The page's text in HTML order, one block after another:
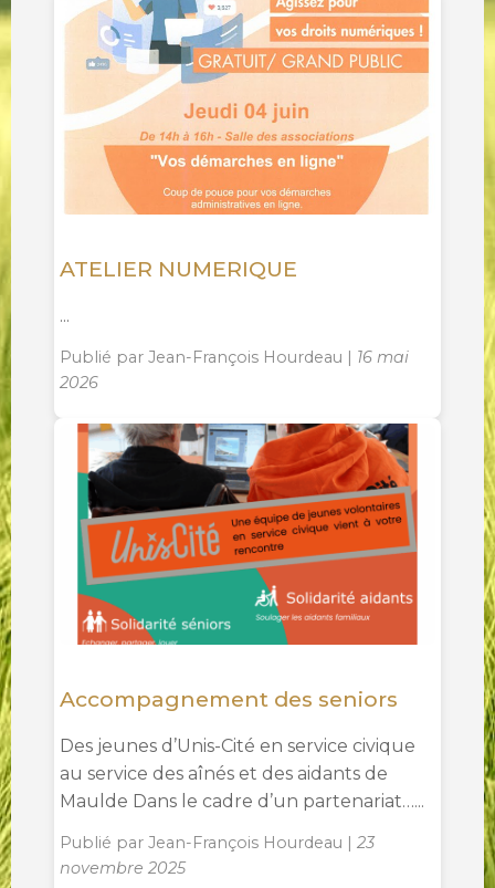
ATELIER NUMERIQUE
...
Publié par Jean-François Hourdeau | 16 mai
2026
Accompagnement des seniors
Des jeunes d’Unis-Cité en service civique
au service des aînés et des aidants de
Maulde Dans le cadre d’un partenariat…...
Publié par Jean-François Hourdeau |23
novembre 2025